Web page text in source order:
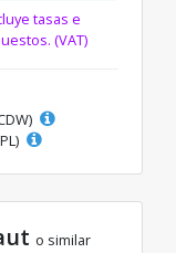
tasas e
(VAT)
o similar